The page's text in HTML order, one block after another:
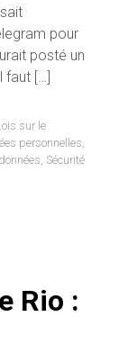
pour
posté un
faut […]
sur le
personnelles
Sécurité
Rio :